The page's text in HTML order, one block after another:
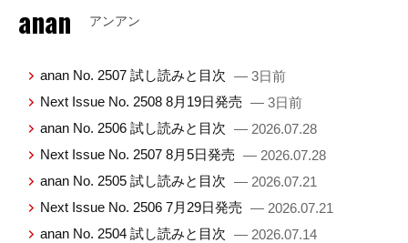
anan アンアン
anan No. 2507 試し読みと目次 — 3日前
Next Issue No. 2508 8月19日発売 — 3日前
anan No. 2506 試し読みと目次 — 2026.07.28
Next Issue No. 2507 8月5日発売 — 2026.07.28
anan No. 2505 試し読みと目次 — 2026.07.21
Next Issue No. 2506 7月29日発売 — 2026.07.21
anan No. 2504 試し読みと目次 — 2026.07.14